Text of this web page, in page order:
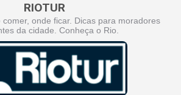
RIOTUR
onde ficar. Dicas para moradores
da cidade. Conheça o Rio.